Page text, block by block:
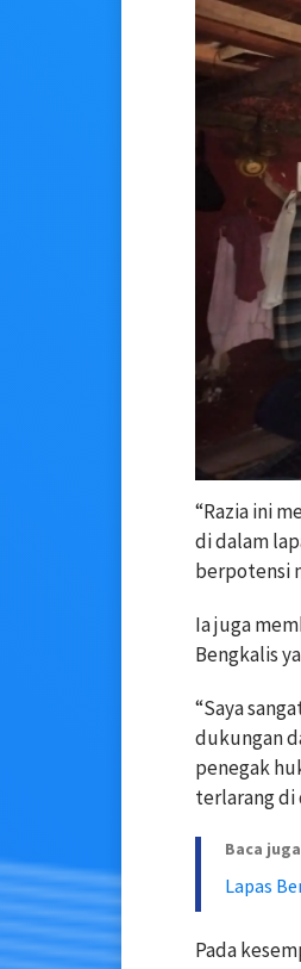
“Razia ini
di dalam
berpotensi
Ia juga
Bengkalis
“Saya
dukungan
penegak
terlarang di
Baca
Lapas
Pada